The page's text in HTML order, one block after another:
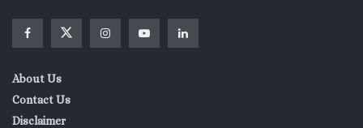
About Us
Contact Us
Disclaimer